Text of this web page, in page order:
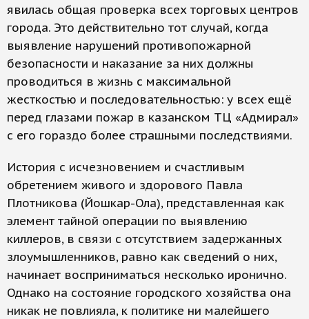
явилась общая проверка всех торговых центров
города. Это действительно тот случай, когда
выявление нарушений противопожарной
безопасности и наказание за них должны
проводиться в жизнь с максимальной
жесткостью и последовательностью: у всех ещё
перед глазами пожар в казанском ТЦ «Адмирал»
с его гораздо более страшными последствиями.
История с исчезновением и счастливым
обретением живого и здорового Павла
Плотникова (Йошкар-Ола), представленная как
элемент тайной операции по выявлению
киллеров, в связи с отсутствием задержанных
злоумышленников, равно как сведений о них,
начинает восприниматься несколько иронично.
Однако на состояние городского хозяйства она
никак не повлияла, к политике ни малейшего